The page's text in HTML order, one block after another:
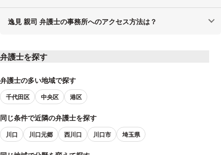
逸見 親司 弁護士の事務所へのアクセス方法は？
弁護士を探す
弁護士の多い地域で探す
千代田区 中央区 港区
同じ条件で近隣の弁護士を探す
川口 川口元郷 西川口 川口市 埼玉県